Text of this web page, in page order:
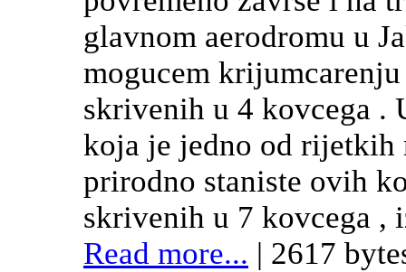
glavnom aerodromu u
mogucem
skrivenih u 4 kovcega .
koja je jedno od rijetkih
prirodno staniste ovih
skrivenih u 7 kovcega ,
Read more... | 2617